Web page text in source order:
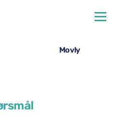
lufthavn – fra Movly